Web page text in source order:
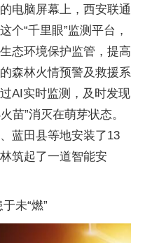
电脑屏幕上，西安联通
个“千里眼”监测平台，
态环境保护监管，提高
森林火情预警及救援系
AI实时监测，及时发现
苗”消灭在萌芽状态。
蓝田县等地安装了13
筑起了一道智能安
未“燃”